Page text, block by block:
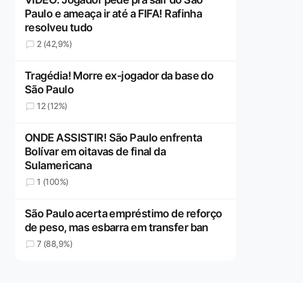
Paulo e ameaça ir até a FIFA! Rafinha
resolveu tudo
2 (42,9%)
Tragédia! Morre ex-jogador da base do
São Paulo
12 (12%)
ONDE ASSISTIR! São Paulo enfrenta
Bolívar em oitavas de final da
Sulamericana
1 (100%)
São Paulo acerta empréstimo de reforço
de peso, mas esbarra em transfer ban
7 (88,9%)